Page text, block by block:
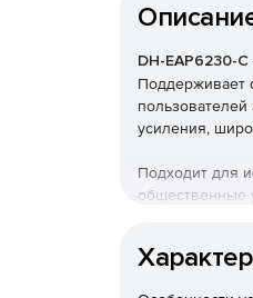
DH-EAP6230-C
Поддерживает
пользователей
усиления,
Подходит для
общественные